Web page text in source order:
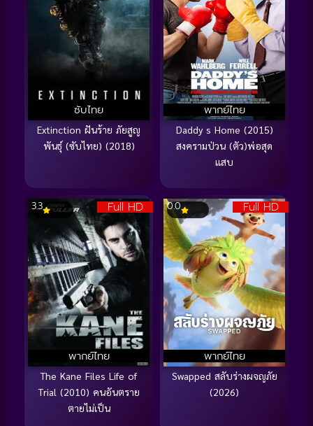
ซับไทย
Extinction ฝันร้าย ภัยสูญ
พันธุ์ (ซับไทย) (2018)
พากย์ไทย
Daddy s Home (2015)
สงครามป่วน (ตัว)พ่อสุด
แสบ
Full HD
พากย์ไทย
3.3
The Kane Files Life of
Trial (2010) คนอันตราย
ตายไม่เป็น
Full HD
พากย์ไทย
0.0
Swapped สลับร่างผจญภัย
(2026)